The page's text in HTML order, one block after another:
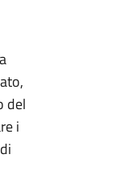
del
i